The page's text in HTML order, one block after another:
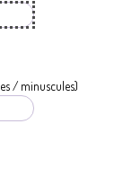
/ minuscules)